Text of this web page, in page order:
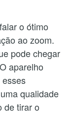
o ótimo
ao zoom.
pode chegar
aparelho
qualidade
de tirar o